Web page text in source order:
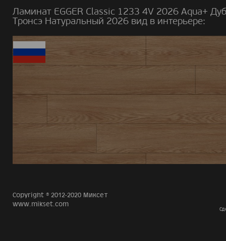
Ламинат EGGER Classic 1233 4V 2026 Aqua+ Дуб
Тронсэ Натуральный 2026 вид в интерьере:
Copyright © 2012-2020 Миксет
www.mikset.com